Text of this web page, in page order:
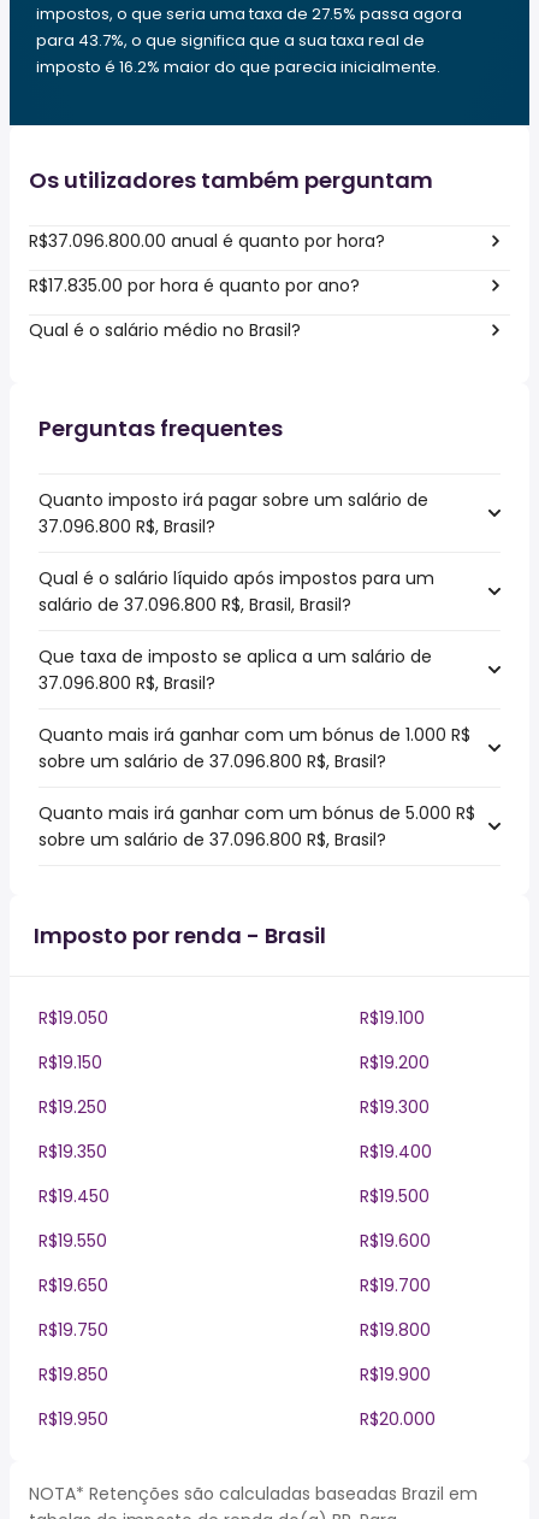
impostos, o que seria uma taxa de 27.5% passa agora
para 43.7%, o que significa que a sua taxa real de
imposto é 16.2% maior do que parecia inicialmente.
Os utilizadores também perguntam
R$37.096.800.00 anual é quanto por hora?
R$17.835.00 por hora é quanto por ano?
Qual é o salário médio no Brasil?
Perguntas frequentes
Quanto imposto irá pagar sobre um salário de
37.096.800 R$, Brasil?
Qual é o salário líquido após impostos para um
salário de 37.096.800 R$, Brasil, Brasil?
Que taxa de imposto se aplica a um salário de
37.096.800 R$, Brasil?
Quanto mais irá ganhar com um bónus de 1.000 R$
sobre um salário de 37.096.800 R$, Brasil?
Quanto mais irá ganhar com um bónus de 5.000 R$
sobre um salário de 37.096.800 R$, Brasil?
Imposto por renda - Brasil
R$19.050
R$19.100
R$19.150
R$19.200
R$19.250
R$19.300
R$19.350
R$19.400
R$19.450
R$19.500
R$19.550
R$19.600
R$19.650
R$19.700
R$19.750
R$19.800
R$19.850
R$19.900
R$19.950
R$20.000
NOTA* Retenções são calculadas baseadas Brazil em